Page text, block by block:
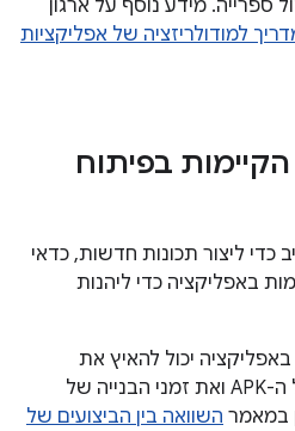
ספרייה. מידע נוסף על ארגון
למודולריזציה של אפליקציות
בפיתוח
כדי ליצור תכונות חדשות, כדאי
באפליקציה כדי ליהנות
יכול להאיץ את
הפיתוח וגם להקטין את גודל ה-APK ואת זמני הבנייה של
במאמר השוואה בין הביצועים של